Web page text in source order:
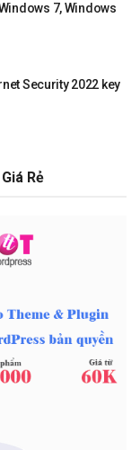
7, Windows
Security 2022 key
Rẻ